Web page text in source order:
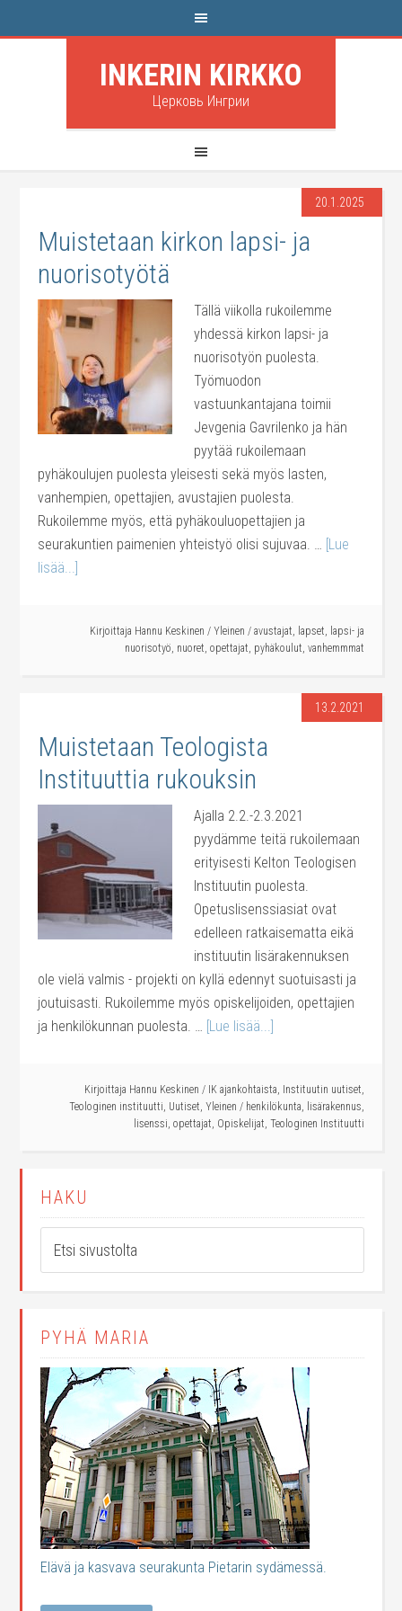
INKERIN KIRKKO
Церковь Ингрии
20.1.2025
Muistetaan kirkon lapsi- ja
nuorisotyötä
Tällä viikolla rukoilemme
yhdessä kirkon lapsi- ja
nuorisotyön puolesta.
Työmuodon
vastuunkantajana toimii
Jevgenia Gavrilenko ja hän
pyytää rukoilemaan
pyhäkoulujen puolesta yleisesti sekä myös lasten,
vanhempien, opettajien, avustajien puolesta.
Rukoilemme myös, että pyhäkouluopettajien ja
seurakuntien paimenien yhteistyö olisi sujuvaa. … [Lue
lisää...]
Kirjoittaja Hannu Keskinen / Yleinen / avustajat, lapset, lapsi- ja
nuorisotyö, nuoret, opettajat, pyhäkoulut, vanhemmmat
13.2.2021
Muistetaan Teologista
Instituuttia rukouksin
Ajalla 2.2.-2.3.2021
pyydämme teitä rukoilemaan
erityisesti Kelton Teologisen
Instituutin puolesta.
Opetuslisenssiasiat ovat
edelleen ratkaisematta eikä
instituutin lisärakennuksen
ole vielä valmis - projekti on kyllä edennyt suotuisasti ja
joutuisasti. Rukoilemme myös opiskelijoiden, opettajien
ja henkilökunnan puolesta. … [Lue lisää...]
Kirjoittaja Hannu Keskinen / IK ajankohtaista, Instituutin uutiset,
Teologinen instituutti, Uutiset, Yleinen / henkilökunta, lisärakennus,
lisenssi, opettajat, Opiskelijat, Teologinen Instituutti
HAKU
PYHÄ MARIA
Elävä ja kasvava seurakunta Pietarin sydämessä.